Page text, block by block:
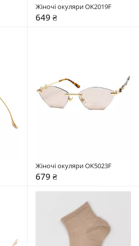
Жіночі окуляри OK2019F
649 ₴
Жіночі окуляри OK5023F
679 ₴